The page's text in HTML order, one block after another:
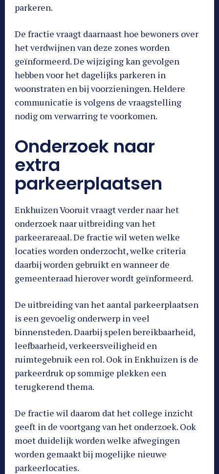
parkeren.
De fractie vraagt daarnaast hoe bewoners over
het verdwijnen van deze zones worden
geïnformeerd. De wijziging kan gevolgen
hebben voor het dagelijks parkeren in
woonstraten en bij voorzieningen. Heldere
communicatie is volgens de vraagstelling
nodig om verwarring te voorkomen.
Onderzoek naar
extra
parkeerplaatsen
Enkhuizen Vooruit vraagt verder naar het
onderzoek naar uitbreiding van het
parkeerareaal. De fractie wil weten welke
locaties worden onderzocht, welke criteria
daarbij worden gebruikt en wanneer de
gemeenteraad hierover wordt geïnformeerd.
De uitbreiding van het aantal parkeerplaatsen
is een gevoelig onderwerp in veel
binnensteden. Daarbij spelen bereikbaarheid,
leefbaarheid, verkeersveiligheid en
ruimtegebruik een rol. Ook in Enkhuizen is de
parkeerdruk op sommige plekken een
terugkerend thema.
De fractie wil daarom dat het college inzicht
geeft in de voortgang van het onderzoek. Ook
moet duidelijk worden welke afwegingen
worden gemaakt bij mogelijke nieuwe
parkeerlocaties.